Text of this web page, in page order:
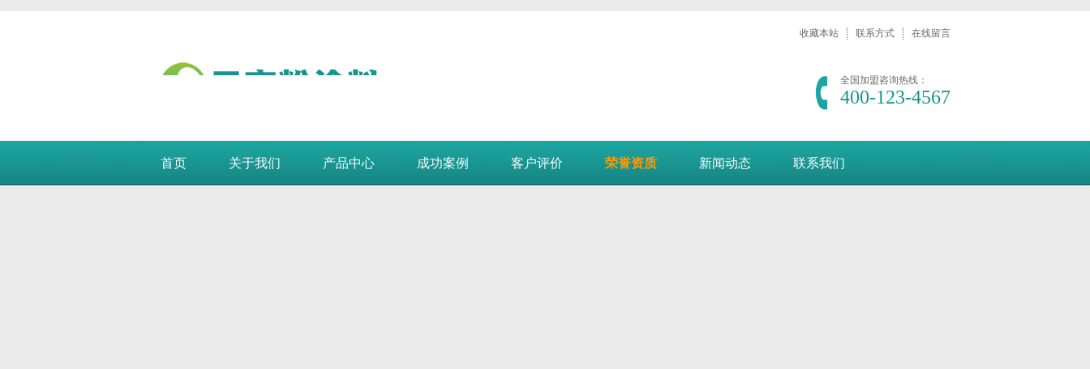
收藏本站 联系方式 在线留言
全国加盟咨询热线：
400-123-4567
首页 关于我们 产品中心 成功案例 客户评价 荣誉资质 新闻动态 联系我们